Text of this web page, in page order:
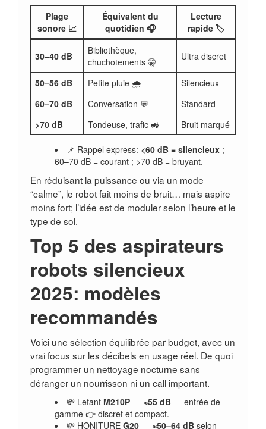
Plage
sonore 📈
Équivalent du
quotidien 🎧
Lecture
rapide 🏷️
30–40 dB
Bibliothèque,
chuchotements 🤫
Ultra discret
50–56 dB Petite pluie 🌧️
Silencieux
60–70 dB
Conversation 💬
Standard
>70 dB
Tondeuse, trafic 🚜 Bruit marqué
📌 Rappel express: <60 dB = silencieux;
60–70 dB = courant ; >70 dB = bruyant.
En réduisant la puissance ou via un mode
“calme”, le robot fait moins de bruit… mais aspire
moins fort; l’idée est de moduler selon l’heure et le
type de sol.
Top 5 des aspirateurs
robots silencieux
2025: modèles
recommandés
Voici une sélection équilibrée par budget, avec un
vrai focus sur les décibels en usage réel. De quoi
programmer un nettoyage nocturne sans
déranger un nourrisson ni un call important.
💸 Lefant M210P— ≈55 dB— entrée de
gamme 👉 discret et compact.
💸 HONITURE G20— ≈50–64 dBselon